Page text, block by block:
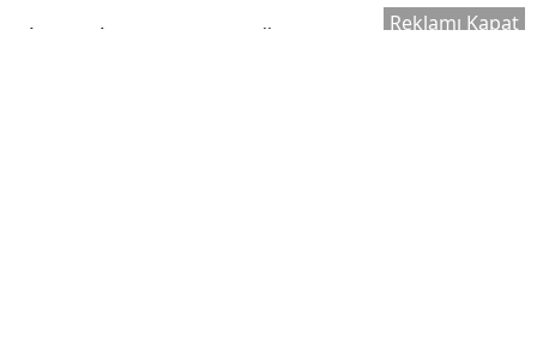
Ekspertiz sonucuna göre:
Reklamı Kapat